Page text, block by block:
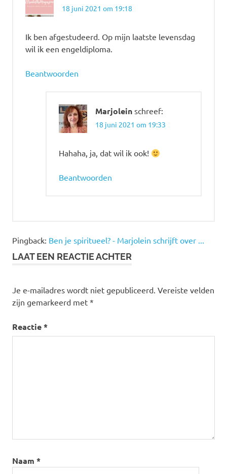
18 juni 2021 om 19:18
Ik ben afgestudeerd. Op mijn laatste levensdag
wil ik een engeldiploma.
Beantwoorden
Marjolein schreef:
18 juni 2021 om 19:33
Hahaha, ja, dat wil ik ook!
Beantwoorden
Pingback: Ben je spiritueel? - Marjolein schrijft over ...
LAAT EEN REACTIE ACHTER
Je e-mailadres wordt niet gepubliceerd. Vereiste velden
zijn gemarkeerd met *
Reactie*
Naam *